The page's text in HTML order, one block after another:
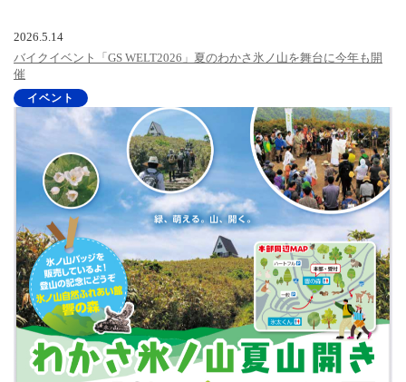
2026.5.14
バイクイベント「GS WELT2026」夏のわかさ氷ノ山を舞台に今年も開
催
イベント